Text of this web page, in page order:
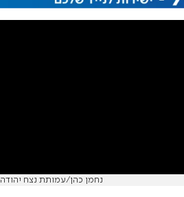
נחמן כהן/עמותת נצח יהודה